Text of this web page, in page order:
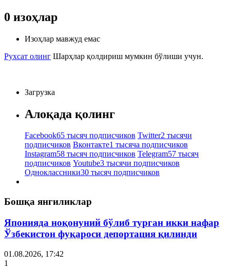
0 изоҳлар
Изоҳлар мавжуд емас
Рухсат олинг Шарҳлар қолдириш мумкин бўлиши учун.
Загрузка
Алоқада қолинг
Facebook65 тысяч подписчиков Twitter2 тысячи
подписчиков Вконтакте1 тысяча подписчиков
Instagram58 тысяч подписчиков Telegram57 тысяч
подписчиков Youtube3 тысячи подписчиков
Одноклассники30 тысяч подписчиков
Бошқа янгиликлар
Японияда ноқонуний бўлиб турган икки нафар
Ўзбекистон фуқароси депортация қилинди
01.08.2026, 17:42
1